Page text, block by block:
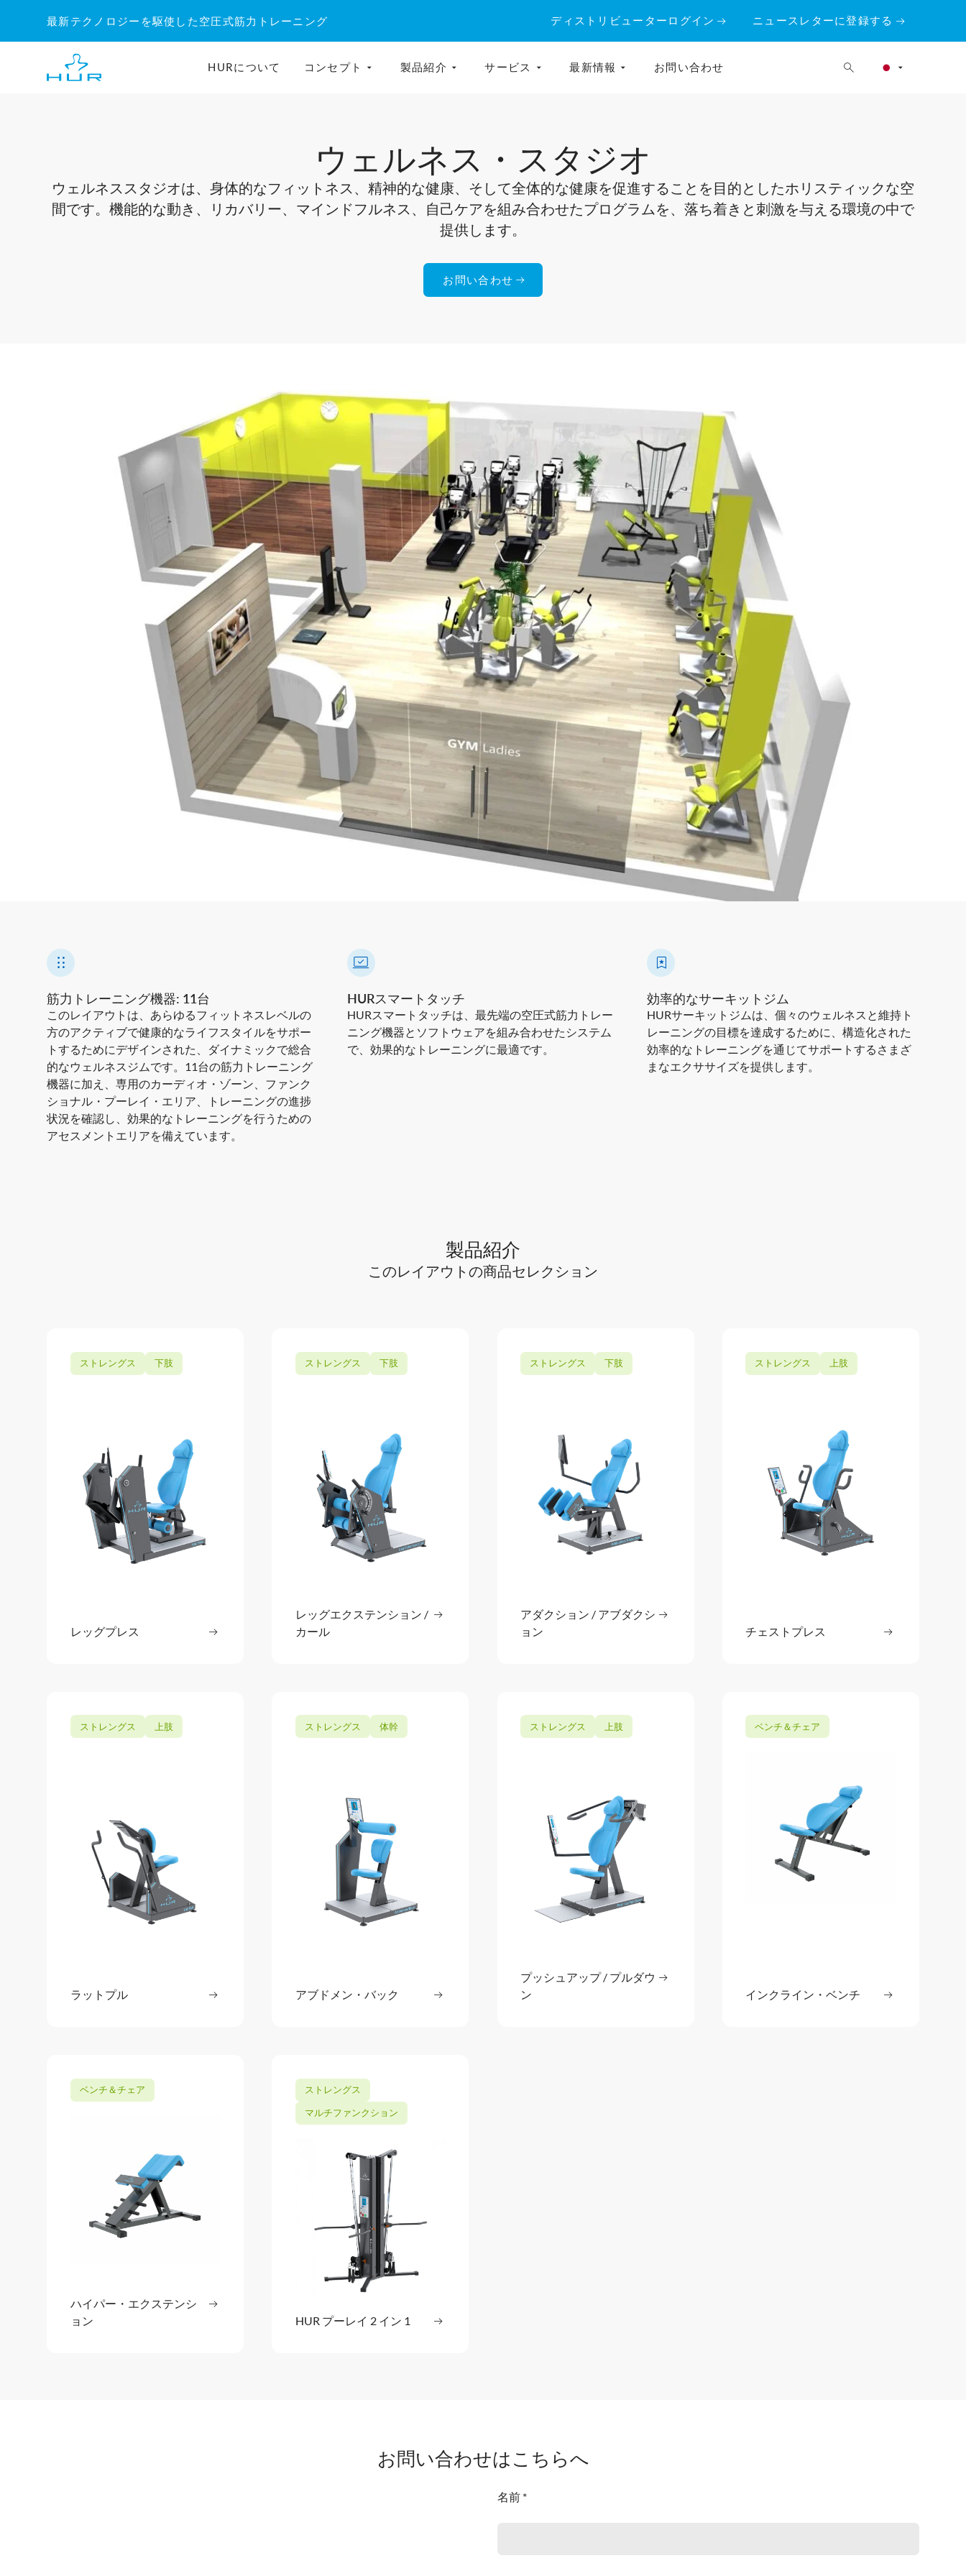
を
最新テクノロジーを駆使した空圧式筋力トレーニング ディストリビューターログイン ニュースレターに登録する
HURについて コンセプト 製品紹介 サービス 最新情報 お問い合わせ
ウェルネス・スタジオ
ウェルネススタジオは、身体的なフィットネス、精神的な健康、そして全体的な健康を促進することを目的としたホリスティックな空
間です。 機能的な動き 、リカバリー、マインドフルネス、自己ケアを組み合わせたプログラムを、落ち着きと刺激を与える環境の中で
提供します。
お問い合わせ
筋力トレーニング機器: 11台
このレイアウトは、あらゆるフィットネスレベルの
方のアクティブで健康的なライフスタイルをサポー
トするためにデザインされた、ダイナミックで総合
的なウェルネスジムです。11台の筋力トレーニング
機器に加え、専用のカーディオ・ゾーン、ファンク
ショナル・プーレイ・エリア、トレーニングの進捗
状況を確認し、効果的なトレーニングを行うための
アセスメントエリアを備えています。
HURスマートタッチ
HURスマートタッチは、最先端の空圧式筋力トレー
ニング機器とソフトウェアを組み合わせたシステム
で、効果的なトレーニングに最適です。
効率的なサーキットジム
HURサーキットジムは、個々のウェルネスと維持ト
レーニングの目標を達成するために、構造化された
効率的なトレーニングを通じてサポートするさまざ
まなエクササイズを提供します。
製品紹介
このレイアウトの商品セレクション
ストレングス 下肢
レッグプレス
ストレングス 下肢
レッグエクステンション /
カール
続きを読む
: レッグエクステンション / カール
ストレングス 下肢
アダクション / アブダクシ
ョン
続きを読む
ストレングス 上肢
チェストプレス続きを読む
ストレングス 上肢
ラットプル
ストレングス 体幹
アブドメン・バック続きを読む
: アブドメン・バック
ストレングス 上肢
プッシュアップ / プルダウ
ン
続きを読む
ベンチ＆チェア
インクライン・ベンチ
続きを読む
ベンチ＆チェア
ハイパー・エクステンシ
ョン
続きを読む
ストレングス
マルチファンクション
HUR プーレイ 2 イン 1
続きを読む
お問い合わせはこちらへ
名前 *